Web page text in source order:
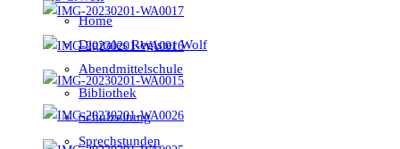
Home
Digitales Register Wolf
Abendmittelschule
Bibliothek
Schulzeitung
Sprechstunden